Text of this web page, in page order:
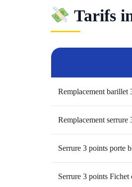
Tarifs
Remplacement barillet
Remplacement serrure
Serrure 3 points porte
Serrure 3 points Fichet